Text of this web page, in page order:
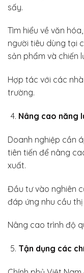
sấy.
Tìm hiểu về văn
người tiêu dùng tại
sản phẩm và chiến
Hợp tác với các
trường.
Nâng cao năng
Doanh nghiệp cần
tiên tiến để nâng
xuất.
Đầu tư vào nghiên
đáp ứng nhu cầu
Nâng cao trình độ
Tận dụng các